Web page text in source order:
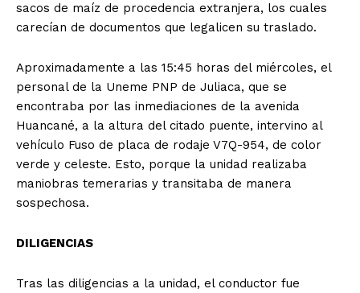
sacos de maíz de procedencia extranjera, los cuales
carecían de documentos que legalicen su traslado.
Aproximadamente a las 15:45 horas del miércoles, el
personal de la Uneme PNP de Juliaca, que se
encontraba por las inmediaciones de la avenida
Huancané, a la altura del citado puente, intervino al
vehículo Fuso de placa de rodaje V7Q-954, de color
verde y celeste. Esto, porque la unidad realizaba
maniobras temerarias y transitaba de manera
sospechosa.
DILIGENCIAS
Tras las diligencias a la unidad, el conductor fue